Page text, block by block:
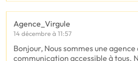
Agence_Virgule
14 décembre à 11:57
Bonjour, Nous sommes une
communication accessible à tous.